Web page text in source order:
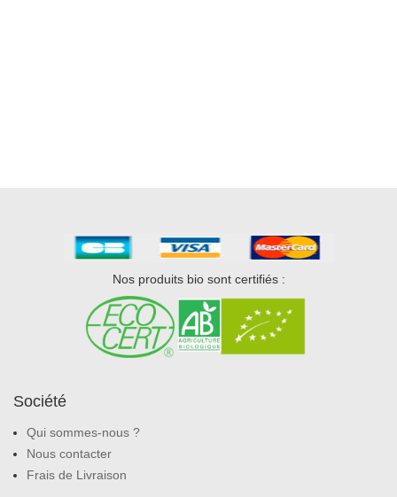
Nos produits bio sont certifiés :
Société
Qui sommes-nous ?
Nous contacter
Frais de Livraison